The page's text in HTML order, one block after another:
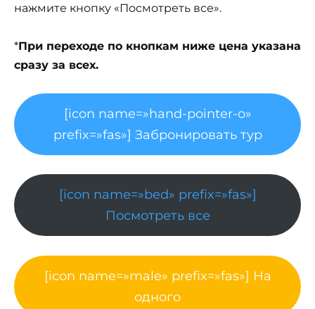
нажмите кнопку «Посмотреть все».
*При переходе по кнопкам ниже цена указана
сразу за всех.
[icon name=»hand-pointer-o»
prefix=»fas»] Забронировать тур
[icon name=»bed» prefix=»fas»]
Посмотреть все
[icon name=»male» prefix=»fas»] На
одного